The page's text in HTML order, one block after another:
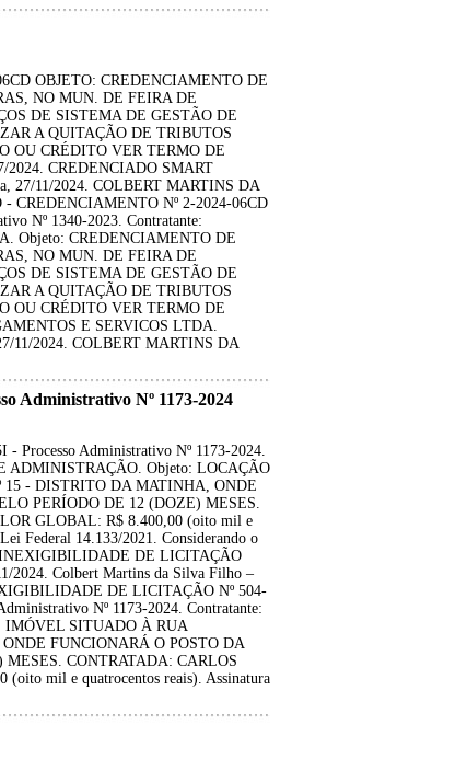
OBJETO: CREDENCIAMENTO DE
NO MUN. DE FEIRA DE
DE SISTEMA DE GESTÃO DE
A QUITAÇÃO DE TRIBUTOS
OU CRÉDITO VER TERMO DE
CREDENCIADO SMART
27/11/2024. COLBERT MARTINS DA
CREDENCIAMENTO Nº 2-2024-06CD
Nº 1340-2023. Contratante:
Objeto: CREDENCIAMENTO DE
NO MUN. DE FEIRA DE
DE SISTEMA DE GESTÃO DE
A QUITAÇÃO DE TRIBUTOS
OU CRÉDITO VER TERMO DE
E SERVICOS LTDA.
11/2024. COLBERT MARTINS DA
Administrativo Nº 1173-2024
Administrativo Nº 1173-2024.
ADMINISTRAÇÃO. Objeto: LOCAÇÃO
- DISTRITO DA MATINHA, ONDE
PERÍODO DE 12 (DOZE) MESES.
GLOBAL: R$ 8.400,00 (oito mil e
Federal 14.133/2021. Considerando o
INEXIGIBILIDADE DE LICITAÇÃO
2024. Colbert Martins da Silva Filho –
DE LICITAÇÃO Nº 504-
Nº 1173-2024. Contratante:
IMÓVEL SITUADO À RUA
FUNCIONARÁ O POSTO DA
CONTRATADA: CARLOS
mil e quatrocentos reais). Assinatura